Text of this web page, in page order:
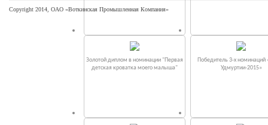
Золотой диплом в номинации "Первая
детская кроватка моего малыша"
Победитель 3-х номинаций
Удмуртии-2015»
Copyright 2014, ОАО «Воткинская Промышленная Компания»